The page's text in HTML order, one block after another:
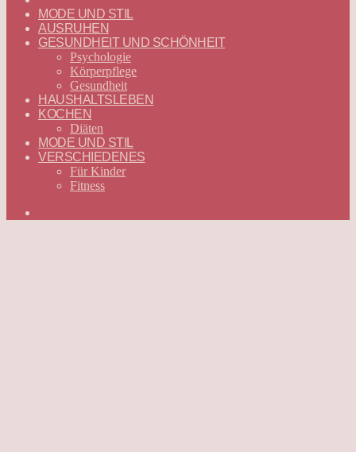
—
DEUTSCH
MODE UND STIL
AUSRUHEN
GESUNDHEIT UND SCHÖNHEIT
Psychologie
Körperpflege
Gesundheit
HAUSHALTSLEBEN
KOCHEN
Diäten
MODE UND STIL
VERSCHIEDENES
Für Kinder
Fitness